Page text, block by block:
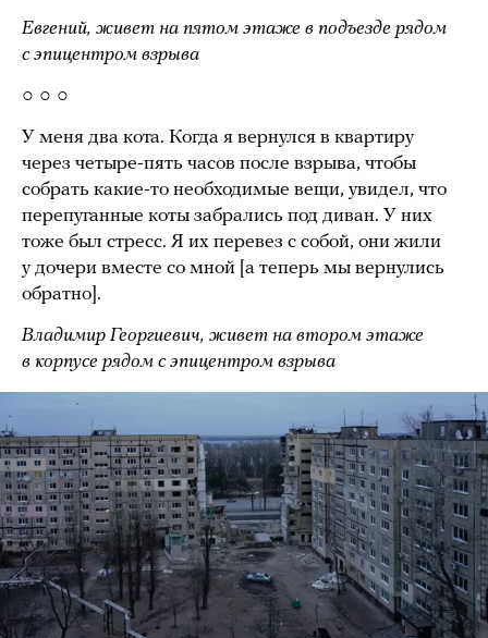
Евгений, живет на пятом этаже в подъезде рядом
с эпицентром взрыва
○ ○ ○
У меня два кота. Когда я вернулся в квартиру
через четыре-пять часов после взрыва, чтобы
собрать какие-то необходимые вещи, увидел, что
перепуганные коты забрались под диван. У них
тоже был стресс. Я их перевез с собой, они жили
у дочери вместе со мной [а теперь мы вернулись
обратно].
Владимир Георгиевич, живет на втором этаже
в корпусе рядом с эпицентром взрыва